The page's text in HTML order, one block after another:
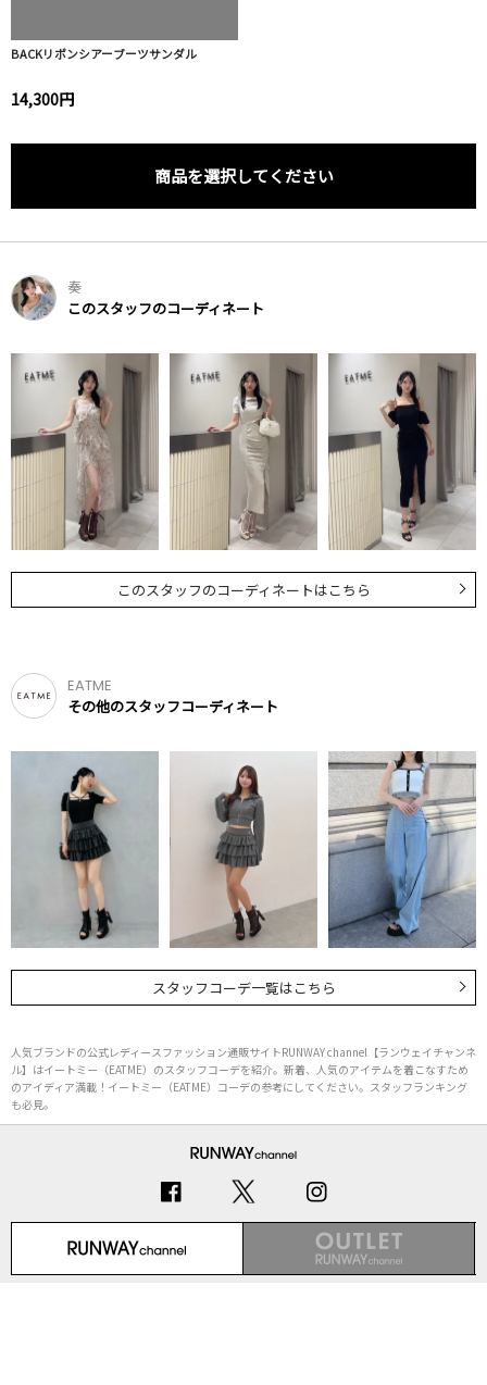
BACKリボンシアーブーツサンダル
14,300円
商品を選択してください
奏
このスタッフのコーディネート
このスタッフのコーディネートはこちら
EATME
その他のスタッフコーディネート
スタッフコーデ一覧はこちら
人気ブランドの公式レディースファッション通販サイトRUNWAY channel【ランウェイチャンネ
ル】はイートミー（EATME）のスタッフコーデを紹介。新着、人気のアイテムを着こなすため
のアイディア満載！イートミー（EATME）コーデの参考にしてください。スタッフランキング
も必見。